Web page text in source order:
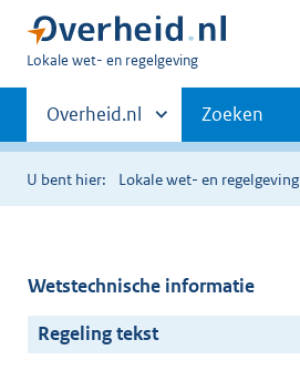
U
hier:
Lokale wet- en regelgeving
Primaire
navigatie
Andere
sites
binnen
Overheid.nl Zoeken
U bent hier: Lokale wet- en regelgeving
Wetstechnische informatie
Regeling tekst